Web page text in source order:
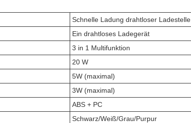
Schnelle Ladung drahtloser Ladestelle
Ein drahtloses Ladegerät
3 in 1 Multifunktion
20 W
5W (maximal)
3W (maximal)
ABS + PC
Schwarz/Weiß/Grau/Purpur